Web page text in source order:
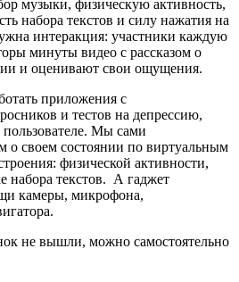
музыки, физическую активность,
набора текстов и силу нажатия на
интеракция: участники каждую
минуты видео с рассказом о
и оценивают свои ощущения.
приложения с
и тестов на депрессию,
Мы сами
о своем состоянии по виртуальным
физической активности,
набора текстов. А гаджет
камеры, микрофона,
не вышли, можно самостоятельно